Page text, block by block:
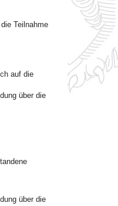
Teilnahme
auf die
über die
über die